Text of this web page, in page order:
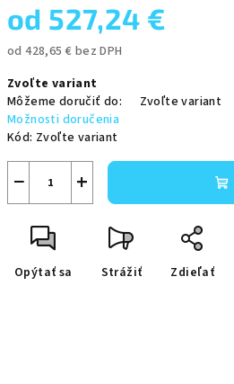
od 527,24 €
od428,65 € bez DPH
cena:
Zvoľte variant
Môžeme doručiť do:
Zvoľte variant
Možnosti doručenia
Kód: Zvoľte variant
+
−
Opýtať sa Strážiť Zdieľať